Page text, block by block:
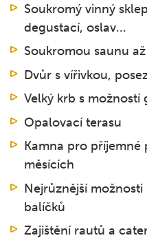
Soukromý vinný
degustací, oslav...
Soukromou saunu
Dvůr s vířivkou,
Velký krb s možností
Opalovací terasu
Kamna pro příjemné
měsících
Nejrůznější
balíčků
Zajištění rautů a